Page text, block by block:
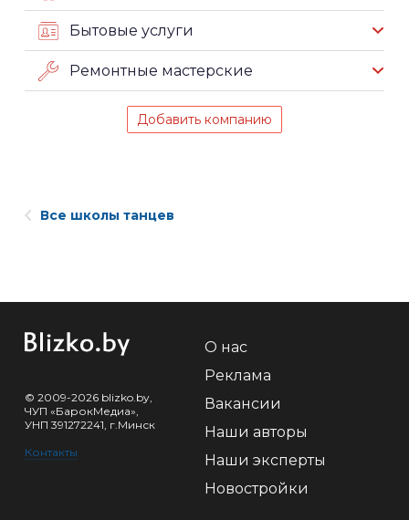
Бытовые услуги
Ремонтные мастерские
Добавить компанию
Все школы танцев
© 2009-2026 blizko.by,
ЧУП «БарокМедиа»,
УНП 391272241, г.Минск
Контакты
О нас
Реклама
Вакансии
Наши авторы
Наши эксперты
Новостройки